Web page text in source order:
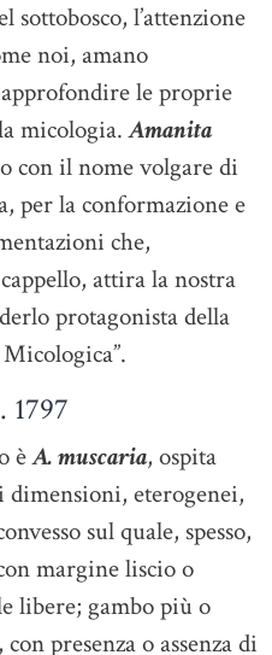
sottobosco, l’attenzione
noi, amano
approfondire le proprie
micologia.Amanita
con il nome volgare di
per la conformazione e
che,
attira la nostra
protagonista della
1797
èA. muscaria, ospita
eterogenei,
sul quale, spesso,
margine liscio o
libere; gambo più o
presenza o assenza di